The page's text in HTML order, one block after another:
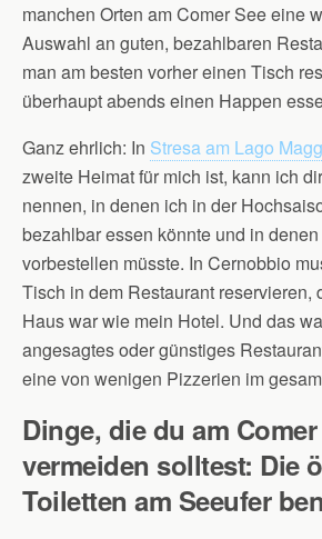
manchen Orten am Comer See eine
Auswahl an guten, bezahlbaren
man am besten vorher einen Tisch
überhaupt abends einen Happen
Ganz ehrlich: In Stresa am Lago
zweite Heimat für mich ist, kann ich
nennen, in denen ich in der
bezahlbar essen könnte und in
vorbestellen müsste. In Cernobbio
Tisch in dem Restaurant reservieren,
Haus war wie mein Hotel. Und das
angesagtes oder günstiges
eine von wenigen Pizzerien im
Dinge, die du am Comer
vermeiden solltest: Die
Toiletten am Seeufer